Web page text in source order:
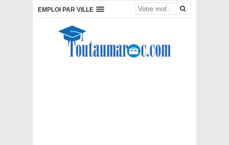
EMPLOI PAR VILLE